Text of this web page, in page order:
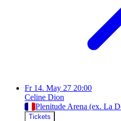
Fr 14. May 27 20:00
Celine Dion
Plenitude Arena (ex. La
Tickets